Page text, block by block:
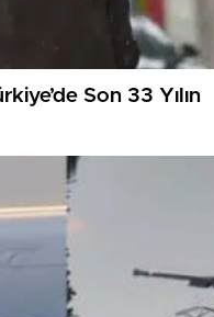
Son 33 Yılın